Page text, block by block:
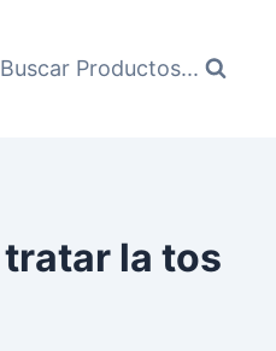
Buscar Productos...
tratar la tos